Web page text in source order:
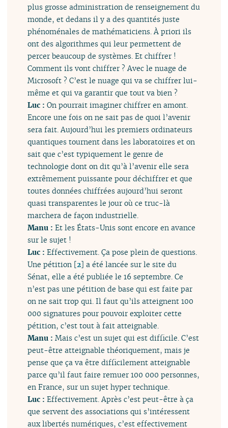
plus grosse administration de renseignement du
monde, et dedans il y a des quantités juste
phénoménales de mathématiciens. À priori ils
ont des algorithmes qui leur permettent de
percer beaucoup de systèmes. Et chiffrer !
Comment ils vont chiffrer ? Avec le nuage de
Microsoft ? C’est le nuage qui va se chiffrer lui-
même et qui va garantir que tout va bien ?
Luc :On pourrait imaginer chiffrer en amont.
Encore une fois on ne sait pas de quoi l’avenir
sera fait. Aujourd’hui les premiers ordinateurs
quantiques tournent dans les laboratoires et on
sait que c’est typiquement le genre de
technologie dont on dit qu’à l’avenir elle sera
extrêmement puissante pour déchiffrer et que
toutes données chiffrées aujourd’hui seront
quasi transparentes le jour où ce truc-là
marchera de façon industrielle.
Manu :Et les États-Unis sont encore en avance
sur le sujet !
Luc :Effectivement. Ça pose plein de questions.
Une pétition [2] a été lancée sur le site du
Sénat, elle a été publiée le 16 septembre. Ce
n’est pas une pétition de base qui est faite par
on ne sait trop qui. Il faut qu’ils atteignent 100
000 signatures pour pouvoir exploiter cette
pétition, c’est tout à fait atteignable.
Manu :Mais c’est un sujet qui est difficile. C’est
peut-être atteignable théoriquement, mais je
pense que ça va être difficilement atteignable
parce qu’il faut faire remuer 100 000 personnes,
en France, sur un sujet hyper technique.
Luc :Effectivement. Après c’est peut-être à ça
que servent des associations qui s’intéressent
aux libertés numériques, c’est effectivement